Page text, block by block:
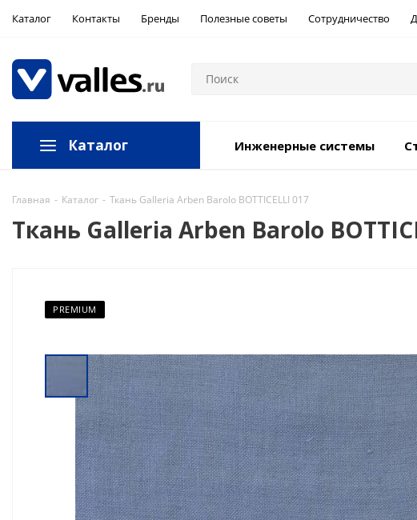
Каталог Контакты Бренды Полезные советы Сотрудничество
Каталог Инженерные системы
Главная - Каталог - Ткань Galleria Arben Barolo BOTTICELLI 017
Ткань Galleria Arben Barolo
PREMIUM